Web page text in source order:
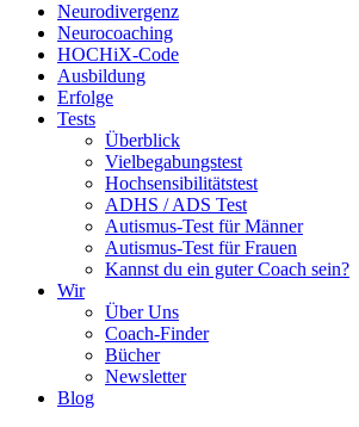
Neurodivergenz
Neurocoaching
HOCHiX-Code
Ausbildung
Erfolge
Tests
Überblick
Vielbegabungstest
Hochsensibilitätstest
ADHS / ADS Test
Autismus-Test für Männer
Autismus-Test für Frauen
Kannst du ein guter Coach sein?
Wir
Über Uns
Coach-Finder
Bücher
Newsletter
Blog